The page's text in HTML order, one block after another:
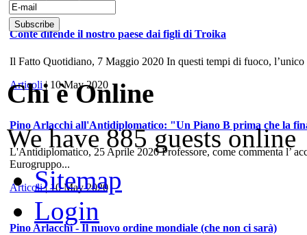
Conte difende il nostro paese dai figli di Troika
Il Fatto Quotidiano, 7 Maggio 2020 In questi tempi di fuoco,
Articoli| 10 May 2020
Pino Arlacchi all'Antidiplomatico: "Un Piano B prima che la
L'Antidiplomatico, 25 Aprile 2020 Professore, come commenta l’
Eurogruppo...
Articoli| 10 May 2020
Pino Arlacchi - Il nuovo ordine mondiale (che non ci sarà)
Chi è Online
We have 885 guests online
Sitemap
Login